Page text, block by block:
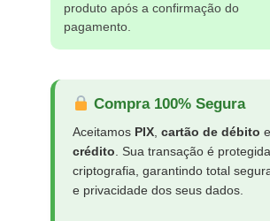
produto após a confirmação do
pagamento.
Compra 100% Segura
Aceitamos PIX cartão de débito e
crédito . Sua transação é
criptografia, garantindo total
e privacidade dos seus dados.